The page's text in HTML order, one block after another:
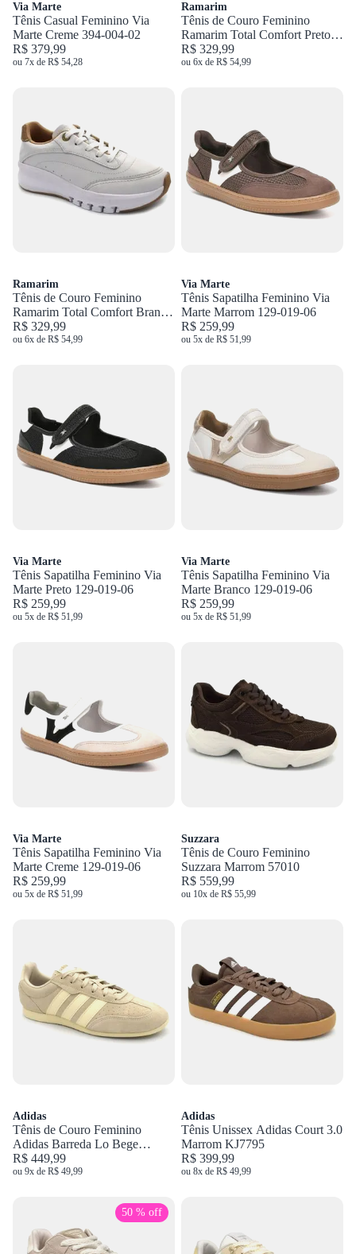
Via Marte
Tênis Casual Feminino Via
Marte Creme 394-004-02
R$ 379,99
ou 7x de R$ 54,28
Ramarim
Tênis de Couro Feminino
Ramarim Total Comfort Preto
2677103
R$ 329,99
ou 6x de R$ 54,99
Ramarim
Tênis de Couro Feminino
Ramarim Total Comfort Branco
2677101
R$ 329,99
ou 6x de R$ 54,99
Via Marte
Tênis Sapatilha Feminino Via
Marte Marrom 129-019-06
R$ 259,99
ou 5x de R$ 51,99
Via Marte
Tênis Sapatilha Feminino Via
Marte Preto 129-019-06
R$ 259,99
ou 5x de R$ 51,99
Via Marte
Tênis Sapatilha Feminino Via
Marte Branco 129-019-06
R$ 259,99
ou 5x de R$ 51,99
Via Marte
Tênis Sapatilha Feminino Via
Marte Creme 129-019-06
R$ 259,99
ou 5x de R$ 51,99
Suzzara
Tênis de Couro Feminino
Suzzara Marrom 57010
R$ 559,99
ou 10x de R$ 55,99
Adidas
Tênis de Couro Feminino
Adidas Barreda Lo Bege
KJ4747
R$ 449,99
ou 9x de R$ 49,99
Adidas
Tênis Unissex Adidas Court 3.0
Marrom KJ7795
R$ 399,99
ou 8x de R$ 49,99
50 % off